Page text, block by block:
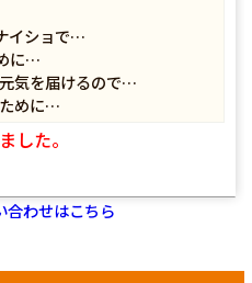
イショで…
に…
気を届けるので…
めに…
した。
合わせはこちら